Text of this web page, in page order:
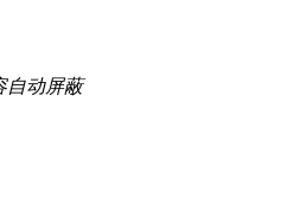
自动屏蔽